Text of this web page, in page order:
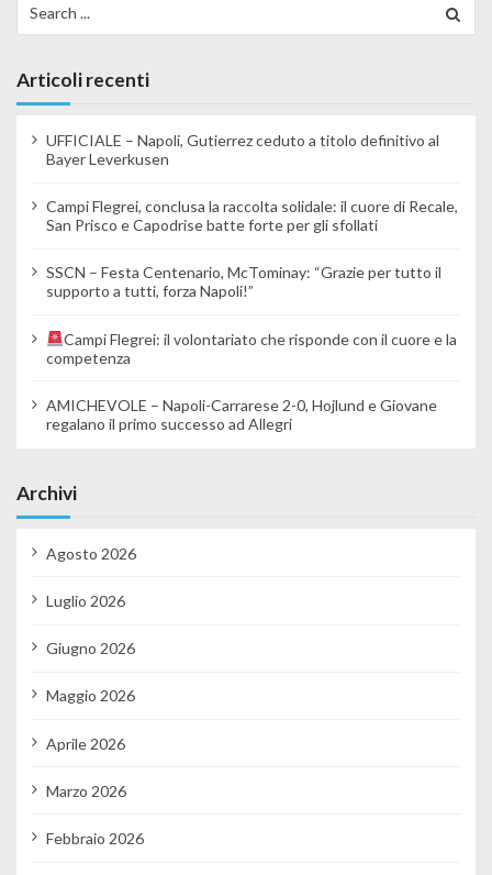
Articoli recenti
UFFICIALE – Napoli, Gutierrez ceduto a titolo definitivo al
Bayer Leverkusen
Campi Flegrei, conclusa la raccolta solidale: il cuore di Recale,
San Prisco e Capodrise batte forte per gli sfollati
SSCN – Festa Centenario, McTominay: “Grazie per tutto il
supporto a tutti, forza Napoli!”
Campi Flegrei: il volontariato che risponde con il cuore e la
competenza
AMICHEVOLE – Napoli-Carrarese 2-0, Hojlund e Giovane
regalano il primo successo ad Allegri
Archivi
Agosto 2026
Luglio 2026
Giugno 2026
Maggio 2026
Aprile 2026
Marzo 2026
Febbraio 2026